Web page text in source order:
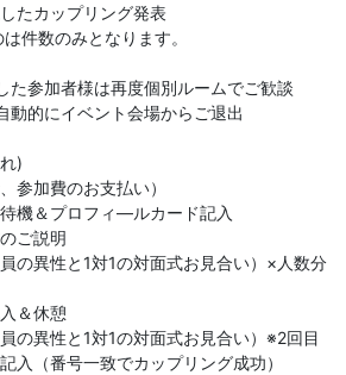
たカップリング発表
件数のみとなります。
参加者様は再度個別ルームでご歓談
的にイベント会場からご退出
)
加費のお支払い）
機＆プロフィ―ルカード記入
ご説明
の異性と1対1の対面式お見合い）×人数分
＆休憩
異性と1対1の対面式お見合い）※2回目
（番号一致でカップリング成功）